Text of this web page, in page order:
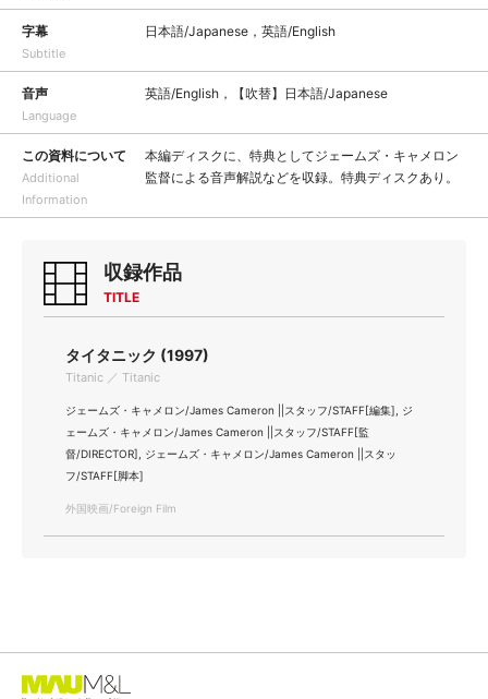
字幕
Subtitle
日本語/Japanese，英語/English
音声
Language
英語/English，【吹替】日本語/Japanese
この資料について
Additional
Information
本編ディスクに、特典としてジェームズ・キャメロン
監督による音声解説などを収録。特典ディスクあり。
収録作品
TITLE
タイタニック (1997)
Titanic ／ Titanic
ジェームズ・キャメロン/James Cameron ||スタッフ/STAFF[編集], ジ
ェームズ・キャメロン/James Cameron ||スタッフ/STAFF[監
督/DIRECTOR], ジェームズ・キャメロン/James Cameron ||スタッ
フ/STAFF[脚本]
外国映画/Foreign Film